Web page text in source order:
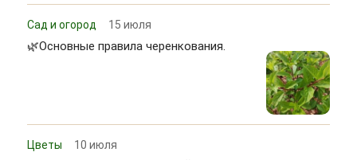
Сад и огород 15 июля
🌿Основные правила черенкования.
Цветы 10 июля